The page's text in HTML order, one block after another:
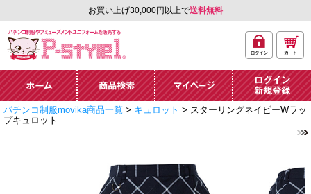
お買い上げ30,000円以上で送料無料
ーズメントユニフォー
ム通販「P-style 1」.
イン
ト
ホーム 商品検索 マイページ
ログイン・新規
パチンコ制服movika商品一覧 > キュロット > スターリングネイビーWラッ
プキュロット